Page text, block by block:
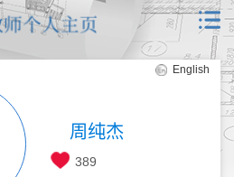
English
周纯杰
389